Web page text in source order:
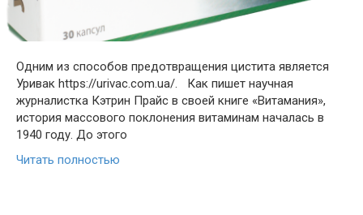
Одним из способов предотвращения цистита является
Уривак https://urivac.com.ua/. Как пишет научная
журналистка Кэтрин Прайс в своей книге «Витамания»,
история массового поклонения витаминам началась в
1940 году. До этого
Читать полностью